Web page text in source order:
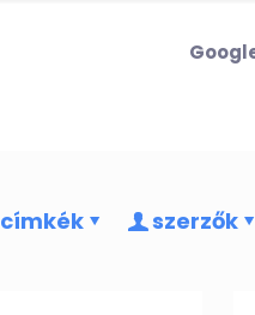
címkék szerzők